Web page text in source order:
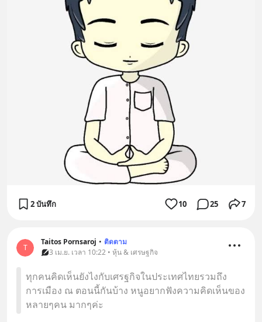
2 บันทึก 10 25 7
T
Taitos Pornsaroj • ติดตาม
3 เม.ย. เวลา 10:22 • หุ้น & เศรษฐกิจ
ทุกคนคิดเห็นยังไงกับเศรฐกิจในประเทศไทยรวมถึง
การเมือง ณ ตอนนี้กันบ้าง หนูอยากฟังความคิดเห็นของ
หลายๆคน มากๆค่ะ